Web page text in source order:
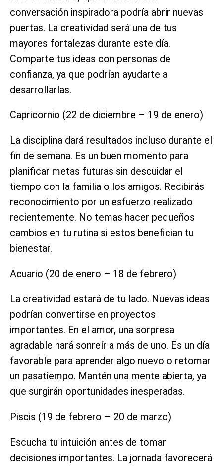
conversación inspiradora podría abrir nuevas
puertas. La creatividad será una de tus
mayores fortalezas durante este día.
Comparte tus ideas con personas de
confianza, ya que podrían ayudarte a
desarrollarlas.
Capricornio (22 de diciembre – 19 de enero)
La disciplina dará resultados incluso durante el
fin de semana. Es un buen momento para
planificar metas futuras sin descuidar el
tiempo con la familia o los amigos. Recibirás
reconocimiento por un esfuerzo realizado
recientemente. No temas hacer pequeños
cambios en tu rutina si estos benefician tu
bienestar.
Acuario (20 de enero – 18 de febrero)
La creatividad estará de tu lado. Nuevas ideas
podrían convertirse en proyectos
importantes. En el amor, una sorpresa
agradable hará sonreír a más de uno. Es un día
favorable para aprender algo nuevo o retomar
un pasatiempo. Mantén una mente abierta, ya
que surgirán oportunidades inesperadas.
Piscis (19 de febrero – 20 de marzo)
Escucha tu intuición antes de tomar
decisiones importantes. La jornada favorecerá